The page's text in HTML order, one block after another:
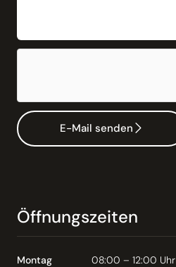
E-Mail senden
Öffnungszeiten
Montag
08:00 – 12:00 Uhr